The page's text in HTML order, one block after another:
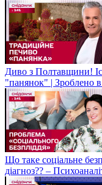
Диво з Полтавщини!
"панянок" | Зроблено в
Що таке соціальне
діагноз?? –